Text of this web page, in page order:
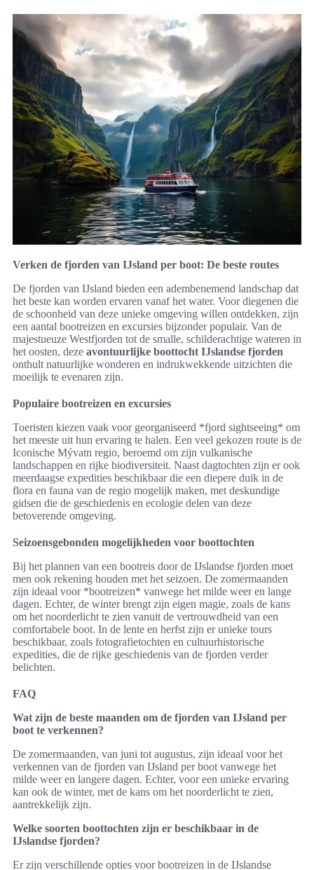
Verken de fjorden van IJsland per boot: De beste routes
De fjorden van IJsland bieden een adembenemend landschap dat
het beste kan worden ervaren vanaf het water. Voor diegenen die
de schoonheid van deze unieke omgeving willen ontdekken, zijn
een aantal bootreizen en excursies bijzonder populair. Van de
majestueuze Westfjorden tot de smalle, schilderachtige wateren in
het oosten, deze avontuurlijke boottocht IJslandse fjorden
onthult natuurlijke wonderen en indrukwekkende uitzichten die
moeilijk te evenaren zijn.
Populaire bootreizen en excursies
Toeristen kiezen vaak voor georganiseerd *fjord sightseeing* om
het meeste uit hun ervaring te halen. Een veel gekozen route is de
Iconische Mývatn regio, beroemd om zijn vulkanische
landschappen en rijke biodiversiteit. Naast dagtochten zijn er ook
meerdaagse expedities beschikbaar die een diepere duik in de
flora en fauna van de regio mogelijk maken, met deskundige
gidsen die de geschiedenis en ecologie delen van deze
betoverende omgeving.
Seizoensgebonden mogelijkheden voor boottochten
Bij het plannen van een bootreis door de IJslandse fjorden moet
men ook rekening houden met het seizoen. De zomermaanden
zijn ideaal voor *bootreizen* vanwege het milde weer en lange
dagen. Echter, de winter brengt zijn eigen magie, zoals de kans
om het noorderlicht te zien vanuit de vertrouwdheid van een
comfortabele boot. In de lente en herfst zijn er unieke tours
beschikbaar, zoals fotografietochten en cultuurhistorische
expedities, die de rijke geschiedenis van de fjorden verder
belichten.
FAQ
Wat zijn de beste maanden om de fjorden van IJsland per
boot te verkennen?
De zomermaanden, van juni tot augustus, zijn ideaal voor het
verkennen van de fjorden van IJsland per boot vanwege het
milde weer en langere dagen. Echter, voor een unieke ervaring
kan ook de winter, met de kans om het noorderlicht te zien,
aantrekkelijk zijn.
Welke soorten boottochten zijn er beschikbaar in de
IJslandse fjorden?
Er zijn verschillende opties voor bootreizen in de IJslandse